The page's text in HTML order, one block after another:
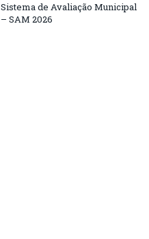
Sistema de Avaliação Municipal
– SAM 2026